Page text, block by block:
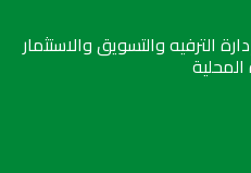
الترفيه والتسويق والاستثمار